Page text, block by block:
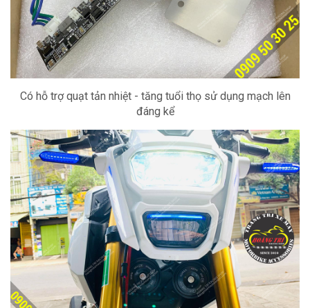
Có hỗ trợ quạt tản nhiệt - tăng tuổi thọ sử dụng mạch lên
đáng kể